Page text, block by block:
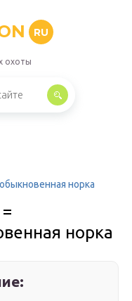
RU
охоты
норка
норка